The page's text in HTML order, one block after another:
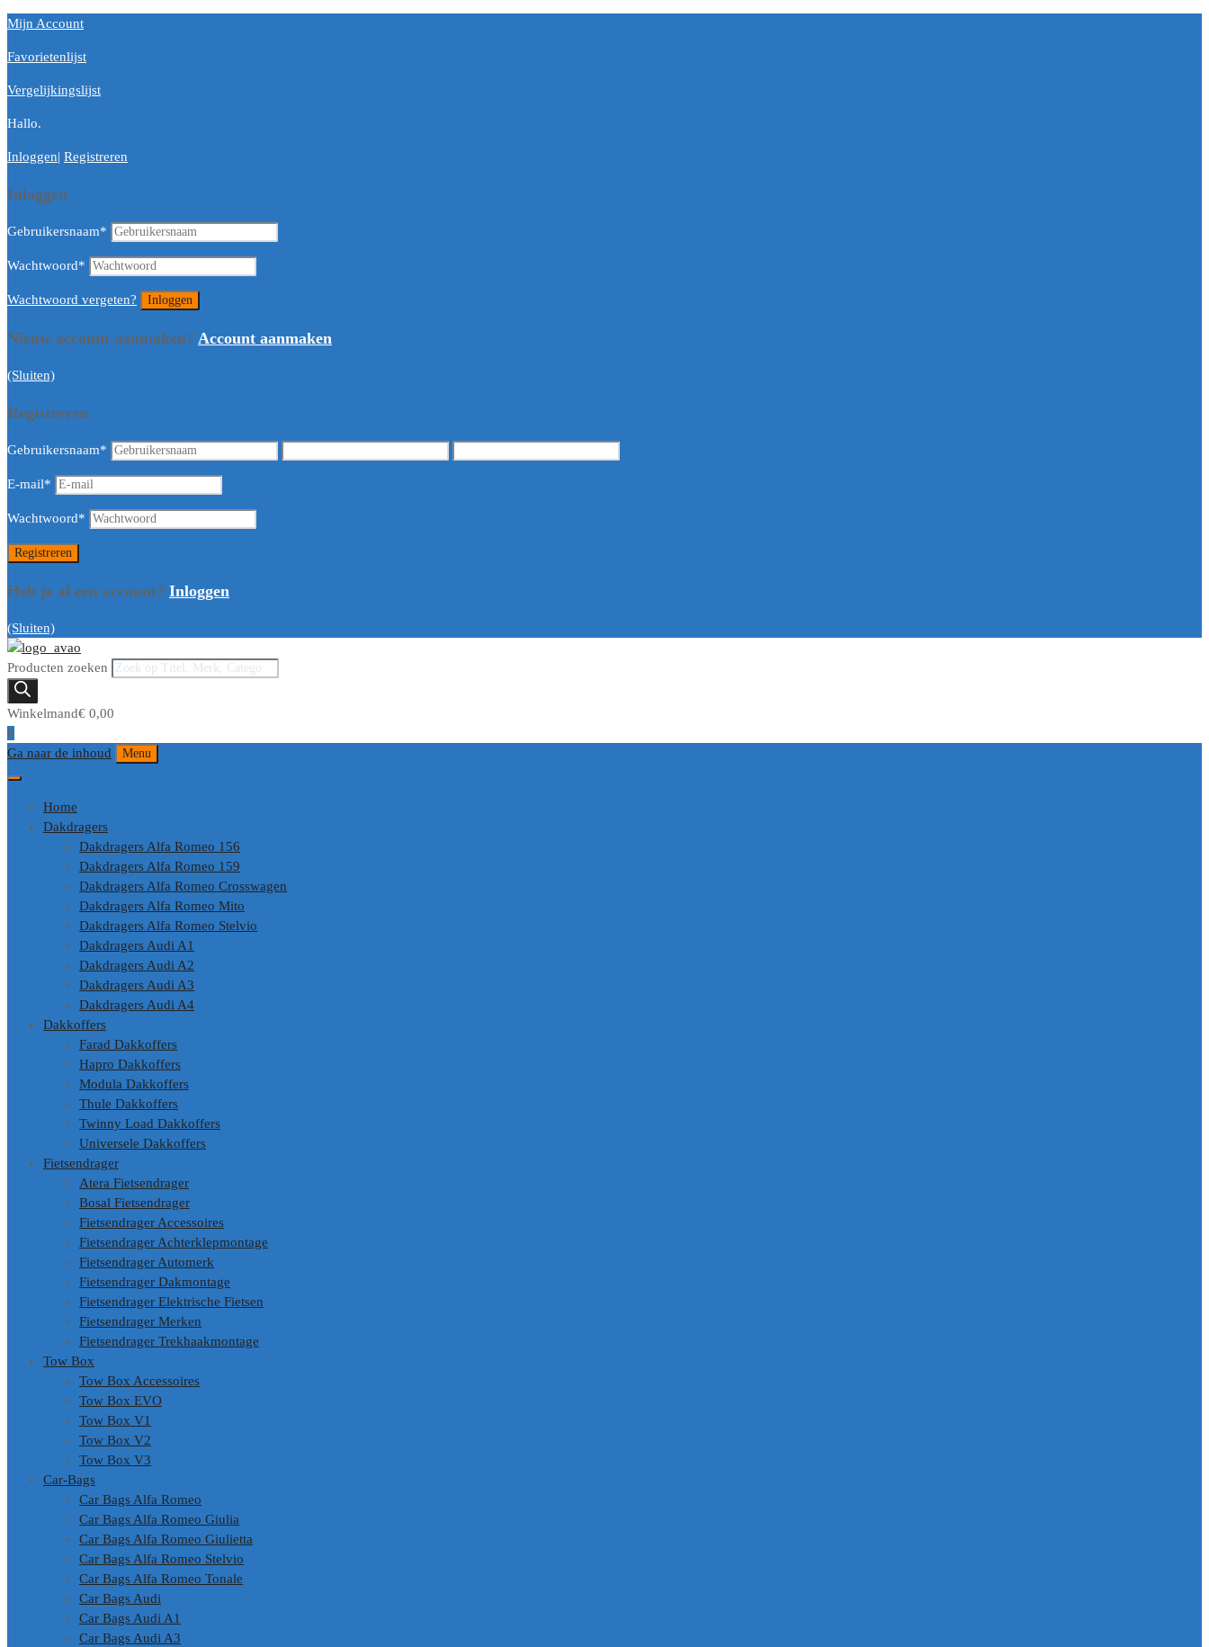
Mijn Account
Favorietenlijst
Vergelijkingslijst
Hallo.
Inloggen| Registreren
Inloggen
Gebruikersnaam*
Wachtwoord*
Wachtwoord vergeten?
Nieuw account aanmaken? Account aanmaken
(Sluiten)
Registreren
Gebruikersnaam*
E-mail*
Wachtwoord*
Heb je al een account? Inloggen
(Sluiten)
Producten zoeken
Winkelmand€ 0,00
0
Ga naar de inhoud
Menu
Home
Dakdragers
Dakdragers Alfa Romeo 156
Dakdragers Alfa Romeo 159
Dakdragers Alfa Romeo Crosswagen
Dakdragers Alfa Romeo Mito
Dakdragers Alfa Romeo Stelvio
Dakdragers Audi A1
Dakdragers Audi A2
Dakdragers Audi A3
Dakdragers Audi A4
Dakkoffers
Farad Dakkoffers
Hapro Dakkoffers
Modula Dakkoffers
Thule Dakkoffers
Twinny Load Dakkoffers
Universele Dakkoffers
Fietsendrager
Atera Fietsendrager
Bosal Fietsendrager
Fietsendrager Accessoires
Fietsendrager Achterklepmontage
Fietsendrager Automerk
Fietsendrager Dakmontage
Fietsendrager Elektrische Fietsen
Fietsendrager Merken
Fietsendrager Trekhaakmontage
Tow Box
Tow Box Accessoires
Tow Box EVO
Tow Box V1
Tow Box V2
Tow Box V3
Car-Bags
Car Bags Alfa Romeo
Car Bags Alfa Romeo Giulia
Car Bags Alfa Romeo Giulietta
Car Bags Alfa Romeo Stelvio
Car Bags Alfa Romeo Tonale
Car Bags Audi
Car Bags Audi A1
Car Bags Audi A3